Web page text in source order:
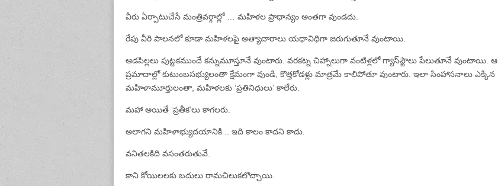
వీరు ఏర్పాటుచేసే మంత్రివర్గాల్లో … మహిళల ప్రాధాన్యం అంతగా వుండదు.
రేపు వీరి పాలనలో కూడా మహిళలపై అత్యాచారాలు యధావిధిగా జరుగుతూనే వుంటాయి.
ఆడపిల్లలు పుట్టకముందే కన్నుమూస్తూనే వుంటారు. వరకట్న చిహ్నాలుగా వంటిళ్లలో గ్యాస్‌స్టౌలు పేలుతూనే వుంటాయి. ఆ
ప్రమాదాల్లో కుటుంబసభ్యులంతా క్షేమంగా వుండి, కొత్తకోడళ్లు మాత్రమే కాలిపోతూ వుంటారు. ఇలా సింహాసనాలు ఎక్కిన
మహిళామూర్తులంతా, మహిళలకు ‘ప్రతినిధులు’ కాలేరు.
మహా అయితే ‘ప్రతీక’లు కాగలరు.
అలాగని మహిళాభ్యుదయానికి .. ఇది కాలం కాదని కాదు.
వనితలకిది వసంతరుతువే.
కాని కోయిలలకు బదులు రామచిలుకలొచ్చాయి.